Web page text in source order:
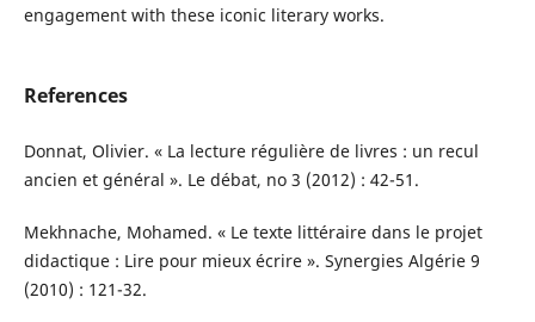
engagement with these iconic literary works.
References
Donnat, Olivier. « La lecture régulière de livres : un recul
ancien et général ». Le débat, no 3 (2012) : 42-51.
Mekhnache, Mohamed. « Le texte littéraire dans le projet
didactique : Lire pour mieux écrire ». Synergies Algérie 9
(2010) : 121-32.